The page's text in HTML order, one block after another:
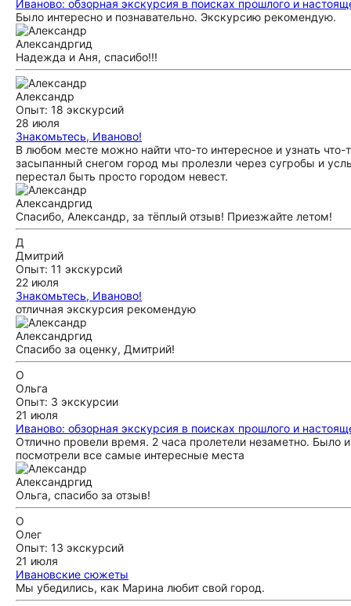
Иваново: обзорная экскурсия в поисках прошлого и
Было интересно и познавательно. Экскурсию рекомендую.
Александргид
Надежда и Аня, спасибо!!!
Александр
Опыт: 18 экскурсий
28 июля
Знакомьтесь, Иваново!
В любом месте можно найти что-то интересное и узнать
засыпанный снегом город мы пролезли через сугробы и
перестал быть просто городом невест.
Александргид
Спасибо, Александр, за тёплый отзыв! Приезжайте летом!
Д
Дмитрий
Опыт: 11 экскурсий
22 июля
Знакомьтесь, Иваново!
отличная экскурсия рекомендую
Александргид
Спасибо за оценку, Дмитрий!
О
Ольга
Опыт: 3 экскурсии
21 июля
Иваново: обзорная экскурсия в поисках прошлого и
Отлично провели время. 2 часа пролетели незаметно. Было
посмотрели все самые интересные места
Александргид
Ольга, спасибо за отзыв!
О
Олег
Опыт: 13 экскурсий
21 июля
Ивановские сюжеты
Мы убедились, как Марина любит свой город.